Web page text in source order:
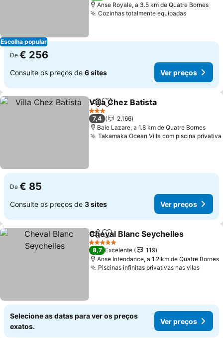
Escolha popular
Anse Royale, a 3.5 km de Quatre Bornes
Cozinhas totalmente equipadasVer
De € 256
Consulte os preços de 6 sites Ver preços
PartilharAdicionar aos favoritos
Villa Chez Batista
3 Estrelas
7,4
2.166
Baie Lazare, a 1.8 km de Quatre Bornes
Takamaka Ocean Villa com piscina privativa
De € 85
Consulte os preços de 3 sites Ver preços
PartilharAdicionar aos favoritos
Cheval Blanc Seychelles
5 Estrelas
8,7 Excelente
119
Anse Intendance, a 1.2 km de Quatre Bornes
Piscinas infinitas privativas nas vilasVer
Selecione as datas para ver os preços
exatos.
Ver preços